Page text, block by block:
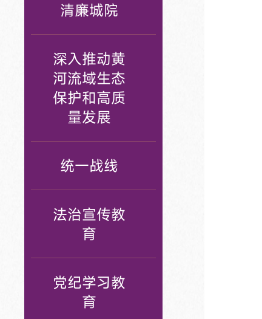
清廉城院
深入推动黄
河流域生态
保护和高质
量发展
统一战线
法治宣传教
育
党纪学习教
育